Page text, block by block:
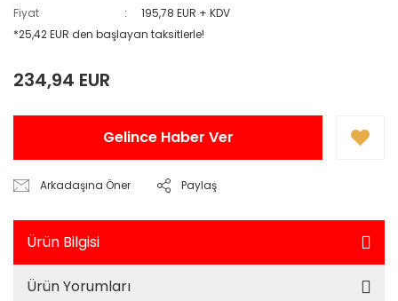
Fiyat
195,78 EUR + KDV
*25,42 EUR den başlayan taksitlerle!
234,94 EUR
Gelince Haber Ver
Arkadaşına Öner Paylaş
Ürün Bilgisi
Ürün Yorumları